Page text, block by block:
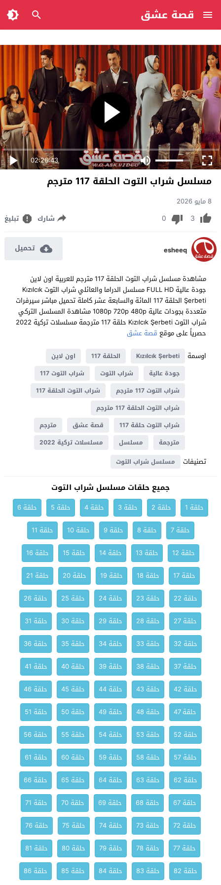
قصة عشق
02:26:43
مسلسل شراب التوت الحلقة 117 مترجم
8 مايو 2026
3
0 شارك تبليغ
esheeq تحميل
مشاهدة مسلسل شراب التوت الحلقة 117 مترجم للعربية اون لاين
جودة عالية FULL HD مسلسل الدراما والعائلي شراب التوت Kızılcık
Şerbeti الحلقة 117 المائة والسابعة عشر كاملة تحميل مباشر سيرفرات
متعددة بجودات عالية 1080p 720p 480p مشاهدة المسلسل التركي
شراب التوت Kızılcık Şerbeti حلقة 117 مترجمة مسلسلات تركية 2022
حصرياً على موقع قصة عشق
اوسمة
Kızılcık Şerbeti الحلقة 117
اون لاين
جودة عالية
شراب التوت
شراب التوت 117
شراب التوت 117 مترجم
شراب التوت الحلقة 117
شراب التوت الحلقة 117 مترجم
شراب التوت حلقة 117
قصة عشق
مترجم
مترجمة
مسلسل مسلسلات تركية 2022
تصنيفات مسلسل شراب التوت
جميع حلقات مسلسل شراب التوت
حلقة 1 حلقة 2 حلقة 3 حلقة 4 حلقة 5
حلقة 6
حلقة 7
حلقة 8 حلقة 9 حلقة 10
حلقة 11
حلقة 12
حلقة 13 حلقة 14 حلقة 15
حلقة 16
حلقة 17
حلقة 18 حلقة 19 حلقة 20
حلقة 21
حلقة 22
حلقة 23 حلقة 24 حلقة 25
حلقة 26
حلقة 27
حلقة 28 حلقة 29 حلقة 30
حلقة 31
حلقة 32
حلقة 33 حلقة 34 حلقة 35
حلقة 36
حلقة 37
حلقة 38 حلقة 39 حلقة 40
حلقة 41
حلقة 42
حلقة 43 حلقة 44 حلقة 45
حلقة 46
حلقة 47
حلقة 48 حلقة 49 حلقة 50
حلقة 51
حلقة 52
حلقة 53 حلقة 54 حلقة 55
حلقة 56
حلقة 57
حلقة 58 حلقة 59 حلقة 60
حلقة 61
حلقة 62
حلقة 63 حلقة 64 حلقة 65
حلقة 66
حلقة 67
حلقة 68 حلقة 69 حلقة 70
حلقة 71
حلقة 72
حلقة 73 حلقة 74 حلقة 75
حلقة 76
حلقة 77
حلقة 78 حلقة 79 حلقة 80
حلقة 81
حلقة 82
حلقة 83 حلقة 84 حلقة 85 حلقة 86